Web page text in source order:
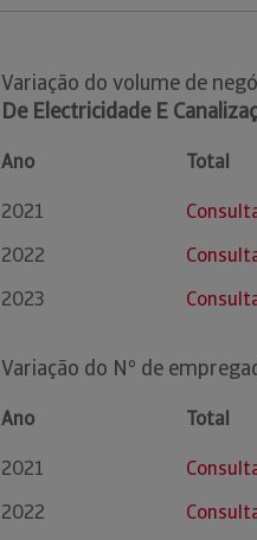
Variação do volume de
De Electricidade E
Ano Total
2021
2022
2023
Variação do Nº de
Ano Total
2021
2022